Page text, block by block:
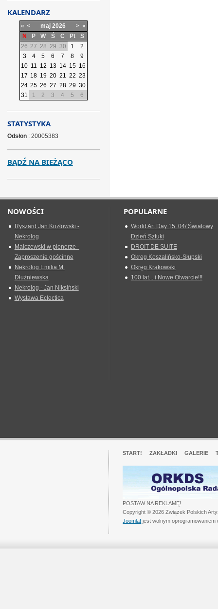
KALENDARZ
« < maj 2026 > »
N
P W Ś C Pt
S
26 27 28 29 30 1
2
3
4 5 6 7 8
9
10 11 12 13 14 15 16
17 18 19 20 21 22 23
24 25 26 27 28 29 30
31
1 2 3 4 5 6
STATYSTYKA
Odsłon: 20005383
BĄDŹ NA BIEŻĄCO
NOWOŚCI
Ryszard Jan Kozłowski -
Nekrolog
Malczewski w plenerze -
Zaproszenie gościnne
Nekrolog Emilia M.
Dłużniewska
Nekrolog - Jan Niksiński
Wystawa Eclectica
POPULARNE
World Art Day 15 .04/ Światowy
Dzień Sztuki
DROIT DE SUITE
Okreg Koszalińsko-Słupski
Okręg Krakowski
100 lat... i Nowe Otwarcie!!!
START! ZAKŁADKI GALERIE
POSTAW NA REKLAMĘ!
Copyright © 2026 Związek Polskich
Joomla! jest wolnym